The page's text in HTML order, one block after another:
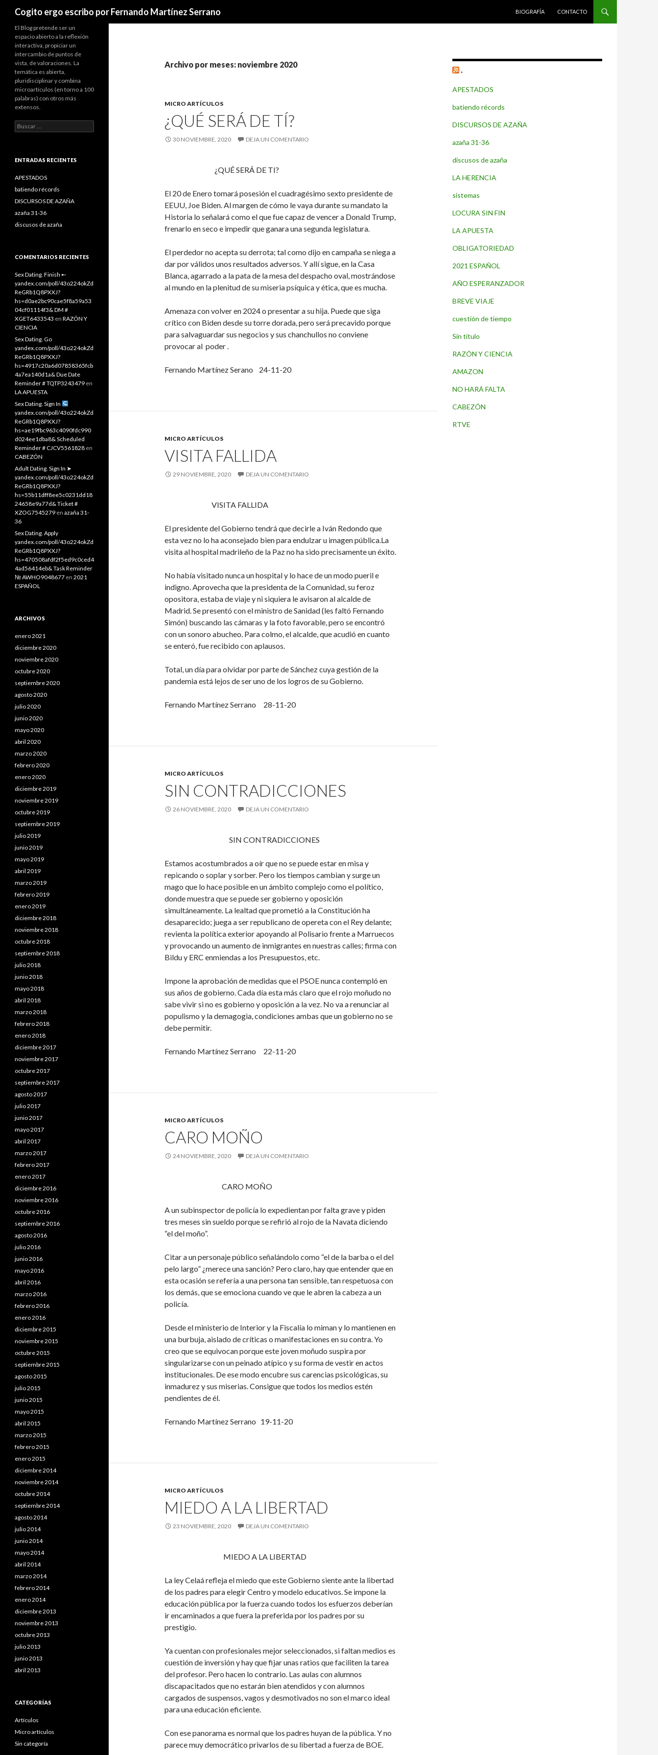
Cogito ergo escribo por Fernando Martínez Serrano
BIOGRAFÍA
CONTACTO
Archivo por meses: noviembre 2020
MICRO ARTÍCULOS
¿QUÉ SERÁ DE TÍ?
30 NOVIEMBRE, 2020 DEJA UN COMENTARIO
¿QUÉ SERÁ DE TI?
El 20 de Enero tomará posesión el cuadragésimo sexto presidente de
EEUU, Joe Biden. Al margen de cómo le vaya durante su mandato la
Historia lo señalará como el que fue capaz de vencer a Donald Trump,
frenarlo en seco e impedir que ganara una segunda legislatura.
El perdedor no acepta su derrota; tal como dijo en campaña se niega a
dar por válidos unos resultados adversos. Y allí sigue, en la Casa
Blanca, agarrado a la pata de la mesa del despacho oval, mostrándose
al mundo en la plenitud de su miseria psíquica y ética, que es mucha.
Amenaza con volver en 2024 o presentar a su hija. Puede que siga
crítico con Biden desde su torre dorada, pero será precavido porque
para salvaguardar sus negocios y sus chanchullos no conviene
provocar al poder .
Fernando Martínez Serano 24-11-20
MICRO ARTÍCULOS
VISITA FALLIDA
29 NOVIEMBRE, 2020 DEJA UN COMENTARIO
VISITA FALLIDA
El presidente del Gobierno tendrá que decirle a Iván Redondo que
esta vez no lo ha aconsejado bien para endulzar u imagen pública.La
visita al hospital madrileño de la Paz no ha sido precisamente un éxito.
No había visitado nunca un hospital y lo hace de un modo pueril e
indigno. Aprovecha que la presidenta de la Comunidad, su feroz
opositora, estaba de viaje y ni siquiera le avisaron al alcalde de
Madrid. Se presentó con el ministro de Sanidad (les faltó Fernando
Simón) buscando las cámaras y la foto favorable, pero se encontró
con un sonoro abucheo. Para colmo, el alcalde, que acudió en cuanto
se enteró, fue recibido con aplausos.
Total, un día para olvidar por parte de Sánchez cuya gestión de la
pandemia está lejos de ser uno de los logros de su Gobierno.
Fernando Martínez Serrano 28-11-20
MICRO ARTÍCULOS
SIN CONTRADICCIONES
26 NOVIEMBRE, 2020 DEJA UN COMENTARIO
SIN CONTRADICCIONES
Estamos acostumbrados a oír que no se puede estar en misa y
repicando o soplar y sorber. Pero los tiempos cambian y surge un
mago que lo hace posible en un ámbito complejo como el político,
donde muestra que se puede ser gobierno y oposición
simultáneamente. La lealtad que prometió a la Constitución ha
desaparecido; juega a ser republicano de opereta con el Rey delante;
revienta la política exterior apoyando al Polisario frente a Marruecos
y provocando un aumento de inmigrantes en nuestras calles; firma con
Bildu y ERC enmiendas a los Presupuestos, etc.
Impone la aprobación de medidas que el PSOE nunca contempló en
sus años de gobierno. Cada día esta más claro que el rojo moñudo no
sabe vivir si no es gobierno y oposición a la vez. No va a renunciar al
populismo y la demagogia, condiciones ambas que un gobierno no se
debe permitir.
Fernando Martínez Serrano 22-11-20
MICRO ARTÍCULOS
CARO MOÑO
24 NOVIEMBRE, 2020 DEJA UN COMENTARIO
CARO MOÑO
A un subinspector de policía lo expedientan por falta grave y piden
tres meses sin sueldo porque se refirió al rojo de la Navata diciendo
“el del moño”.
Citar a un personaje público señalándolo como “el de la barba o el del
pelo largo” ¿merece una sanción? Pero claro, hay que entender que en
esta ocasión se refería a una persona tan sensible, tan respetuosa con
los demás, que se emociona cuando ve que le abren la cabeza a un
policía.
Desde el ministerio de Interior y la Fiscalía lo miman y lo mantienen en
una burbuja, aislado de críticas o manifestaciones en su contra. Yo
creo que se equivocan porque este joven moñudo suspira por
singularizarse con un peinado atípico y su forma de vestir en actos
institucionales. De ese modo encubre sus carencias psicológicas, su
inmadurez y sus miserias. Consigue que todos los medios estén
pendientes de él.
Fernando Martínez Serrano 19-11-20
MICRO ARTÍCULOS
MIEDO A LA LIBERTAD
23 NOVIEMBRE, 2020 DEJA UN COMENTARIO
MIEDO A LA LIBERTAD
La ley Celaá refleja el miedo que este Gobierno siente ante la libertad
de los padres para elegir Centro y modelo educativos. Se impone la
educación pública por la fuerza cuando todos los esfuerzos deberían
ir encaminados a que fuera la preferida por los padres por su
prestigio.
Ya cuentan con profesionales mejor seleccionados, si faltan medios es
cuestión de inversión y hay que fijar unas ratios que faciliten la tarea
del profesor. Pero hacen lo contrario. Las aulas con alumnos
discapacitados que no estarán bien atendidos y con alumnos
cargados de suspensos, vagos y desmotivados no son el marco ideal
para una educación eficiente.
Con ese panorama es normal que los padres huyan de la pública. Y no
parece muy democrático privarlos de su libertad a fuerza de BOE.
.
APESTADOS
batiendo récords
DISCURSOS DE AZAÑA
azaña 31-36
discusos de azaña
LA HERENCIA
sistemas
LOCURA SIN FIN
LA APUESTA
OBLIGATORIEDAD
2021 ESPAÑOL
AÑO ESPERANZADOR
BREVE VIAJE
cuestión de tiempo
Sin título
RAZÓN Y CIENCIA
AMAZON
NO HARÁ FALTA
CABEZÓN
RTVE
El Blog pretende ser un
espacio abierto a la reflexión
interactiva, propiciar un
intercambio de puntos de
vista, de valoraciones. La
temática es abierta,
pluridisciplinar y combina
microartículos (en torno a 100
palabras) con otros más
extensos.
B
u
a
:
ENTRADAS RECIENTES
APESTADOS
batiendo récords
DISCURSOS DE AZAÑA
azaña 31-36
discusos de azaña
COMENTARIOS RECIENTES
Sex Dating. Finish ➸
yandex.com/poll/43o224okZd
ReGRb1Q8PXXJ?
hs=d0ae2bc90cae5f8a59a53
04cf01114f3& DM #
XGET6433543 en RAZÓN Y
CIENCIA
Sex Dating. Go
yandex.com/poll/43o224okZd
ReGRb1Q8PXXJ?
hs=4917c20a6d07858365fcb
4a7ea140d1a& Due Date
Reminder # TQTP3243479 en
LA APUESTA
Sex Dating. Sign In
yandex.com/poll/43o224okZd
ReGRb1Q8PXXJ?
hs=ae19fbc963c4090fdc990
d024ee1dba8& Scheduled
Reminder # CJCV5561828 en
CABEZÓN
Adult Dating. Sign In ➤
yandex.com/poll/43o224okZd
ReGRb1Q8PXXJ?
hs=55b11dff8ee5c0231dd18
24658e9a77d& Ticket #
XZOG7545279 en azaña 31-
36
Sex Dating. Apply
yandex.com/poll/43o224okZd
ReGRb1Q8PXXJ?
hs=470508afdf2f5ed9c0ced4
4ad56414eb& Task Reminder
№ AWHO9048677 en 2021
ESPAÑOL
ARCHIVOS
enero 2021
diciembre 2020
noviembre 2020
octubre 2020
septiembre 2020
agosto 2020
julio 2020
junio 2020
mayo 2020
abril 2020
marzo 2020
febrero 2020
enero 2020
diciembre 2019
noviembre 2019
octubre 2019
septiembre 2019
julio 2019
junio 2019
mayo 2019
abril 2019
marzo 2019
febrero 2019
enero 2019
diciembre 2018
noviembre 2018
octubre 2018
septiembre 2018
julio 2018
junio 2018
mayo 2018
abril 2018
marzo 2018
febrero 2018
enero 2018
diciembre 2017
noviembre 2017
octubre 2017
septiembre 2017
agosto 2017
julio 2017
junio 2017
mayo 2017
abril 2017
marzo 2017
febrero 2017
enero 2017
diciembre 2016
noviembre 2016
octubre 2016
septiembre 2016
agosto 2016
julio 2016
junio 2016
mayo 2016
abril 2016
marzo 2016
febrero 2016
enero 2016
diciembre 2015
noviembre 2015
octubre 2015
septiembre 2015
agosto 2015
julio 2015
junio 2015
mayo 2015
abril 2015
marzo 2015
febrero 2015
enero 2015
diciembre 2014
noviembre 2014
octubre 2014
septiembre 2014
agosto 2014
julio 2014
junio 2014
mayo 2014
abril 2014
marzo 2014
febrero 2014
enero 2014
diciembre 2013
noviembre 2013
octubre 2013
julio 2013
junio 2013
abril 2013
CATEGORÍAS
Artículos
Micro artículos
Sin categoría